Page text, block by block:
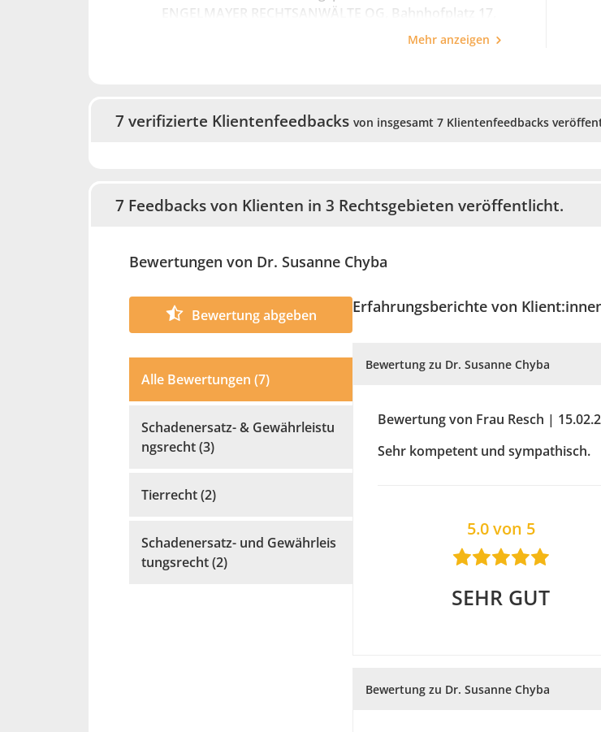
ENGELMAYER RECHTSANWÄLTE OG, Bahnhofplatz 17,
2007 – 04/2020 Rechtsanwältin bei thum weinreich
SCHWARZ in St. Pölten
8 Jahre Bundesgymnasium Josefstraße, St.Pölten
1996 – 2000 Diplomstudium Rechtswissenschaften,
2000-2003 Doktoratsstudium Rechtswissenschaften,
Titel der Dissertation: § 222 StGB Tierschutz im
Strafrecht
Mehr anzeigen
7 verifizierte Klientenfeedbacks von insgesamt 7 Klientenfeedbacks
7 Feedbacks von Klienten in 3 Rechtsgebieten veröffentlicht.
Bewertungen von Dr. Susanne Chyba
Bewertung abgeben
Alle Bewertungen (7)
Schadenersatz- & Gewährleistu
ngsrecht (3)
Tierrecht (2)
Schadenersatz- und Gewährleis
tungsrecht (2)
Erfahrungsberichte von
Bewertung zu Dr. Susanne Chyba
Bewertung von Frau Resch |
Sehr kompetent und sympathisch.
5.0 von 5
SEHR GUT
Bewertung zu Dr. Susanne Chyba